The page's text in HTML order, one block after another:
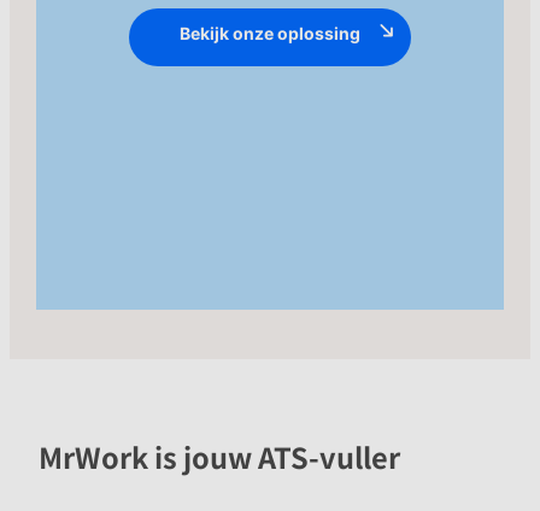
Bekijk onze oplossing
MrWork connect met jouw ATS. Je hebt
één platform waarmee je je content
library onderhoudt, je campagne
MrWork is jouw ATS-vuller